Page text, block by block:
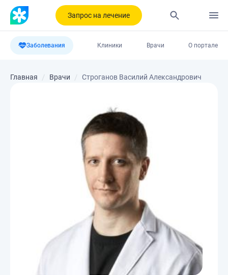
Запрос на лечение
Заболевания Клиники Врачи О портале
Главная Врачи Строганов Василий Александрович